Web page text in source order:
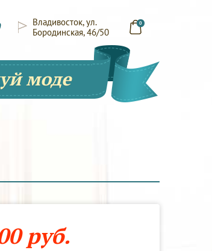
0
Владивосток, ул.
Бородинская, 46/50
моде
руб.